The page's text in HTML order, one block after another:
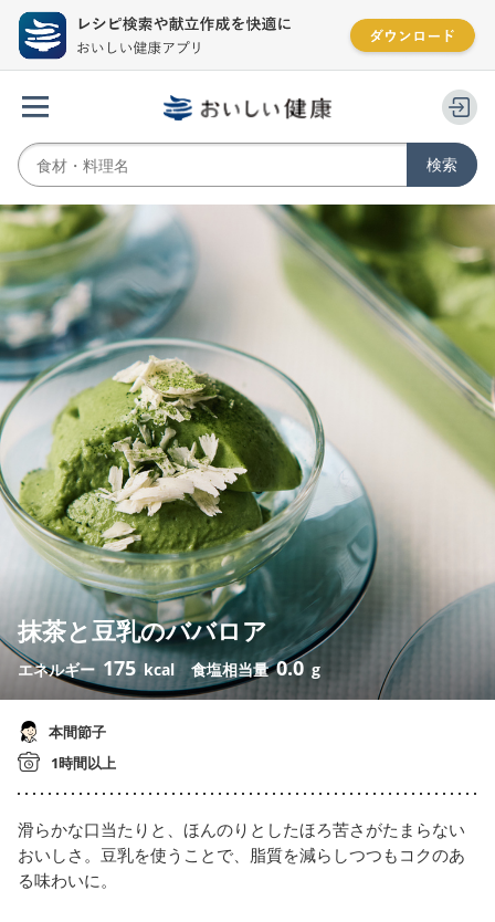
抹茶と豆乳のババロア
エネルギー 175 kcal 食塩相当量0.0 g
本間節子
1時間以上
滑らかな口当たりと、ほんのりとしたほろ苦さがたまらない
おいしさ。豆乳を使うことで、脂質を減らしつつもコクのあ
る味わいに。